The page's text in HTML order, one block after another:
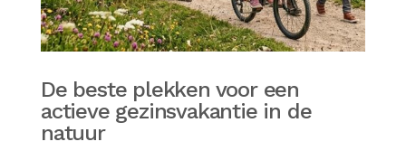
De beste plekken voor een
actieve gezinsvakantie in de
natuur